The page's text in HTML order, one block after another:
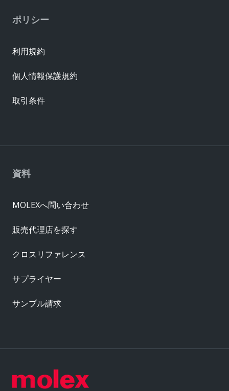
資料
MOLEXへ問い合わせ
販売代理店を探す
クロスリファレンス
サプライヤー
サンプル請求
ポリシー
利用規約
個人情報保護規約
取引条件